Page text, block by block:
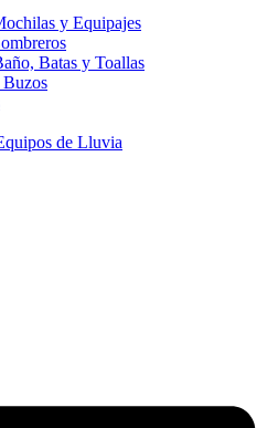
y Equipajes
Batas y Toallas
Buzos
de Lluvia